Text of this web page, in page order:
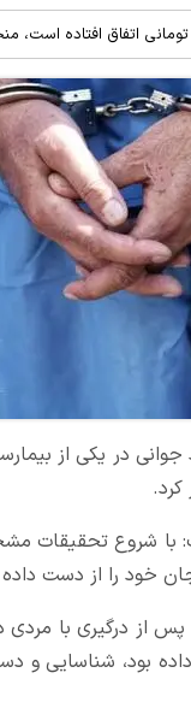
در یکی از
با شروع تحقیقات
خود را از دست
از درگیری با